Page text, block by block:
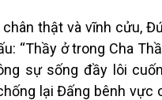
thật và vĩnh cửu,
“Thầy ở trong Cha
sự sống đầy lôi
lại Đấng bênh vực